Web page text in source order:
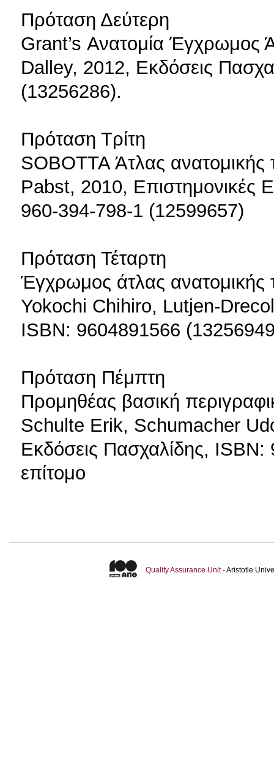
Πρόταση Δεύτερη
Grant’s Ανατομία Έγχρωμος
Dalley, 2012, Εκδόσεις
(13256286).
Πρόταση Τρίτη
SOBOTTA Άτλας
Pabst, 2010, Επιστημονικές
960-394-798-1 (12599657)
Πρόταση Τέταρτη
Έγχρωμος άτλας
Yokochi Chihiro, Lutjen-
ISBN: 9604891566
Πρόταση Πέμπτη
Προμηθέας βασική
Schulte Erik, Schumacher
Εκδόσεις Πασχαλίδης,
επίτομο
Quality Assurance Unit- Aristotle